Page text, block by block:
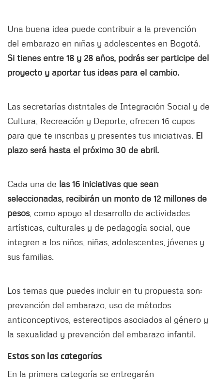
Una buena idea puede contribuir a la prevención
del embarazo en niñas y adolescentes en Bogotá.
Si tienes entre 18 y 28 años, podrás ser participe del
proyecto y aportar tus ideas para el cambio.
Las secretarías distritales de Integración Social y de
Cultura, Recreación y Deporte, ofrecen 16 cupos
para que te inscribas y presentes tus iniciativas. El
plazo será hasta el próximo 30 de abril.
Cada una de las 16 iniciativas que sean
seleccionadas, recibirán un monto de 12 millones de
pesos, como apoyo al desarrollo de actividades
artísticas, culturales y de pedagogía social, que
integren a los niños, niñas, adolescentes, jóvenes y
sus familias.
Los temas que puedes incluir en tu propuesta son:
prevención del embarazo, uso de métodos
anticonceptivos, estereotipos asociados al género y
la sexualidad y prevención del embarazo infantil.
Estas son las categorías
En la primera categoría se entregarán